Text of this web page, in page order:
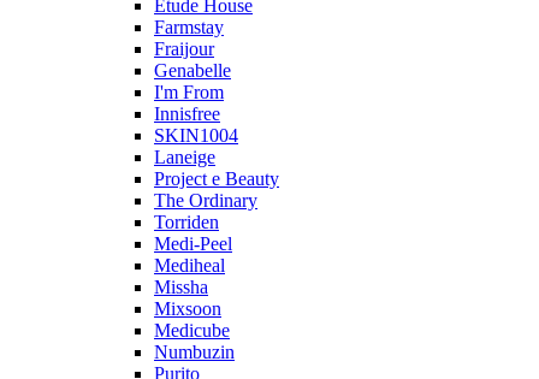
Etude House
Farmstay
Fraijour
Genabelle
I'm From
Innisfree
SKIN1004
Laneige
Project e Beauty
The Ordinary
Torriden
Medi-Peel
Mediheal
Missha
Mixsoon
Medicube
Numbuzin
Purito